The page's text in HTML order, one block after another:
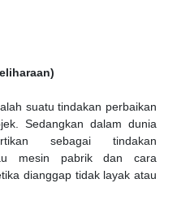
suatu tindakan perbaikan
Sedangkan dalam dunia
sebagai tindakan
mesin pabrik dan cara
dianggap tidak layak atau